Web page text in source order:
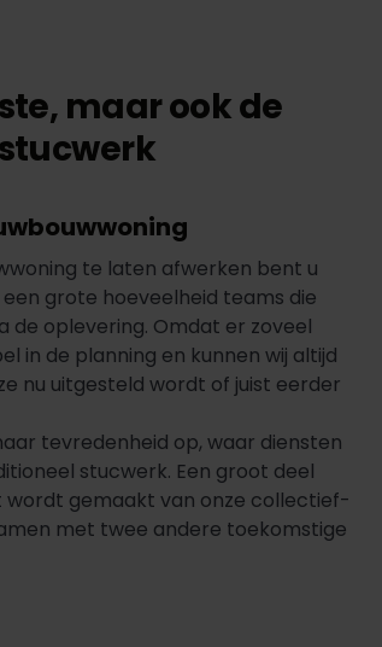
maar ook de
te laten afwerken bent u
grote hoeveelheid teams die
de oplevering. Omdat er zoveel
in de planning en kunnen wij altijd
nu uitgesteld wordt of juist eerder
tevredenheid op, waar diensten
stucwerk. Een groot deel
wordt gemaakt van onze collectief-
met twee andere toekomstige